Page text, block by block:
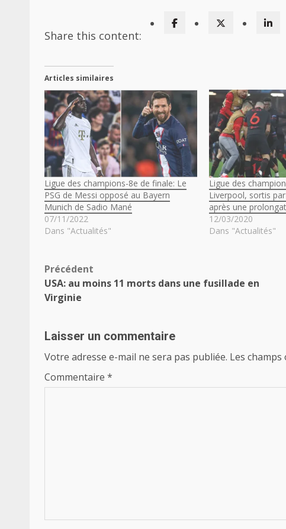
Share this content:
Articles similaires
Ligue des champions-8e de finale: Le
PSG de Messi opposé au Bayern
Munich de Sadio Mané
07/11/2022
Dans "Actualités"
Ligue des
Liverpool, sortis
après une
12/03/2020
Dans "Actualités"
Navigation
d’article
Précédent
USA: au moins 11 morts dans une fusillade en
Virginie
Laisser un commentaire
Votre adresse e-mail ne sera pas publiée. Les
Commentaire *